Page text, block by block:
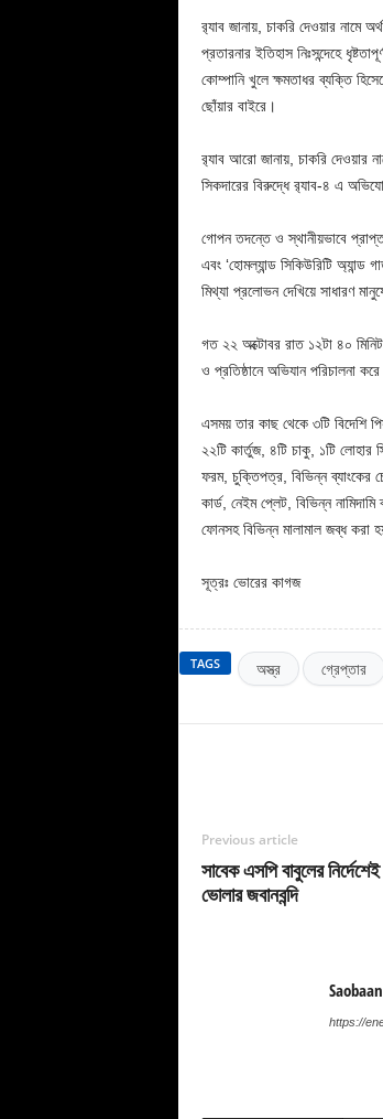
র‌্যাব জানায়, চাকরি দেওয়ার নামে
প্রতারনার ইতিহাস নিঃসন্দেহে
কোম্পানি খুলে ক্ষমতাধর ব্যক্তি
ছোঁয়ার বাইরে।
র‌্যাব আরো জানায়, চাকরি দেওয়ার
সিকদারের বিরুদ্ধে র‌্যাব-৪ এ
গোপন তদন্তে ও স্থানীয়ভাবে
এবং ‘হোমল্যান্ড সিকিউরিটি অ্যান্ড
মিথ্যা প্রলোভন দেখিয়ে সাধারণ
গত ২২ অক্টোবর রাত ১২টা ৪০ মিনিট
ও প্রতিষ্ঠানে অভিযান পরিচালনা
এসময় তার কাছ থেকে ৩টি বিদেশি
২২টি কার্তুজ, ৪টি চাকু, ১টি লোহার
ফরম, চুক্তিপত্র, বিভিন্ন ব্যাংকের
কার্ড, নেইম প্লেট, বিভিন্ন
ফোনসহ বিভিন্ন মালামাল জব্ধ করা
সূত্রঃ ভোরের কাগজ
TAGS অস্ত্র গ্রেপ্তার
Previous article
সাবেক এসপি বাবুলের
ভোলার জবানবন্দি
Saobaan
https://